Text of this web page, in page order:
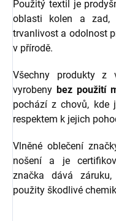
Použitý textil je
oblasti kolen a zad,
trvanlivost a odolnost
v přírodě.
Všechny produkty z
vyrobenybez použití
pochází z chovů, kde
respektem k jejich
Vlněné oblečení
nošení a je
značka dává
použity škodlivé